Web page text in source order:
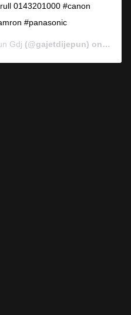
0143201000 #canon
#panasonic
Gdj (@gajetdijepun) on Jan 7,